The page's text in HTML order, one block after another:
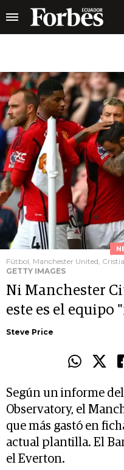
Fútbol, Manchester United,
GETTY IMAGES
Ni Manchester
este es el equipo
Steve Price
Según un informe
Observatory, el
que más gastó en
actual plantilla. El
el Everton.